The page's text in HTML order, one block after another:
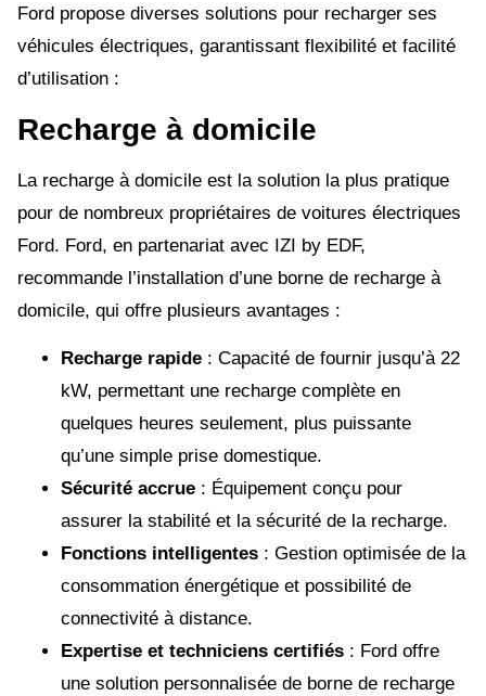
Ford propose diverses solutions pour recharger ses
véhicules électriques, garantissant flexibilité et facilité
d’utilisation :
Recharge à domicile
La recharge à domicile est la solution la plus pratique
pour de nombreux propriétaires de voitures électriques
Ford. Ford, en partenariat avec IZI by EDF,
recommande l’installation d’une borne de recharge à
domicile, qui offre plusieurs avantages :
Recharge rapide : Capacité de fournir jusqu’à 22
kW, permettant une recharge complète en
quelques heures seulement, plus puissante
qu’une simple prise domestique.
Sécurité accrue : Équipement conçu pour
assurer la stabilité et la sécurité de la recharge.
Fonctions intelligentes : Gestion optimisée de la
consommation énergétique et possibilité de
connectivité à distance.
Expertise et techniciens certifiés : Ford offre
une solution personnalisée de borne de recharge